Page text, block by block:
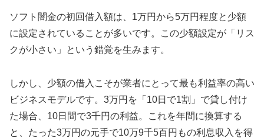
ソフト闇金の初回借入額は、1万円から5万円程度と少額
に設定されていることが多いです。この少額設定が「リス
クが小さい」という錯覚を生みます。
しかし、少額の借入こそが業者にとって最も利益率の高い
ビジネスモデルです。3万円を「10日で1割」で貸し付け
た場合、10日間で3千円の利益。これを年間に換算する
と、たった3万円の元手で10万9千5百円もの利息収入を得